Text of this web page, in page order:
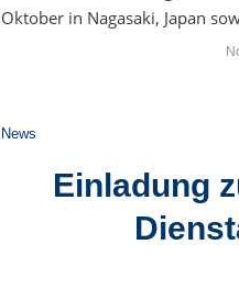
Oktober in Nagasaki, Japan
News
Einladung